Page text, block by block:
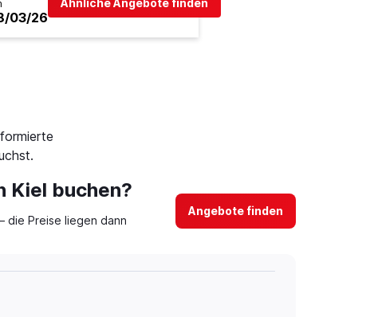
03/26
Kiel buchen?
die Preise liegen dann
Angebote finden